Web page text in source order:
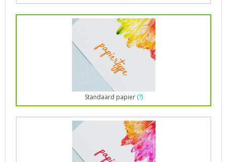
Standaard papier (?)